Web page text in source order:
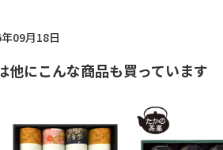
09月18日
他にこんな商品も買っています